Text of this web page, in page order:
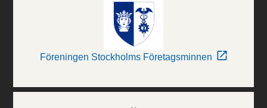
Föreningen Stockholms Företagsminnen